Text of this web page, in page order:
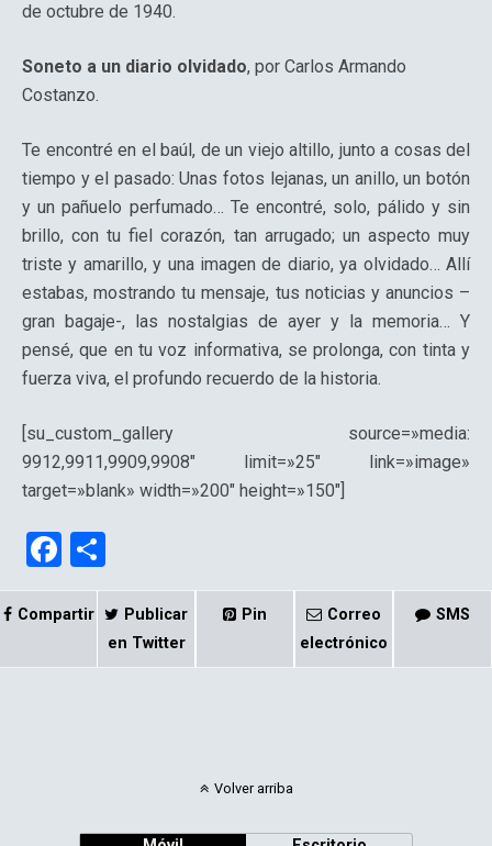
de octubre de 1940.
Soneto a un diario olvidado, por Carlos Armando
Costanzo.
Te encontré en el baúl, de un viejo altillo, junto a cosas del
tiempo y el pasado: Unas fotos lejanas, un anillo, un botón
y un pañuelo perfumado… Te encontré, solo, pálido y sin
brillo, con tu fiel corazón, tan arrugado; un aspecto muy
triste y amarillo, y una imagen de diario, ya olvidado… Allí
estabas, mostrando tu mensaje, tus noticias y anuncios –
gran bagaje-, las nostalgias de ayer y la memoria… Y
pensé, que en tu voz informativa, se prolonga, con tinta y
fuerza viva, el profundo recuerdo de la historia.
[su_custom_gallery source=»media:
9912,9911,9909,9908″ limit=»25″ link=»image»
target=»blank» width=»200″ height=»150″]
F
a
ce
o
m
p
Compartir
Publicar
en Twitter
Pin
Correo
electrónico
SMS
Volver arriba